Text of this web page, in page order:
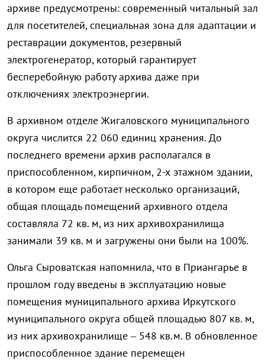
архиве предусмотрены: современный читальный зал
для посетителей, специальная зона для адаптации и
реставрации документов, резервный
электрогенератор, который гарантирует
бесперебойную работу архива даже при
отключениях электроэнергии.
В архивном отделе Жигаловского муниципального
округа числится 22 060 единиц хранения. До
последнего времени архив располагался в
приспособленном, кирпичном, 2-х этажном здании,
в котором еще работает несколько организаций,
общая площадь помещений архивного отдела
составляла 72 кв. м, из них архивохранилища
занимали 39 кв. м и загружены они были на 100%.
Ольга Сыроватская напомнила, что в Приангарье в
прошлом году введены в эксплуатацию новые
помещения муниципального архива Иркутского
муниципального округа общей площадью 807 кв. м,
из них архивохранилище – 548 кв.м. В обновленное
приспособленное здание перемещен